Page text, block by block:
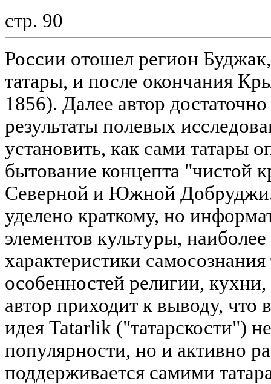
стр. 90
России отошел регион
татары, и после окончания
1856). Далее автор
результаты полевых
установить, как сами татары
бытование концепта "чистой
Северной и Южной
уделено краткому, но
элементов культуры,
характеристики самосознания
особенностей религии,
автор приходит к выводу, что
идея Tatarlik ("татарскости")
популярности, но и активно
поддерживается самими